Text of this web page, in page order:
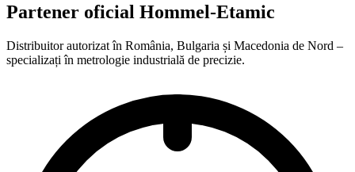
Partener oficial Hommel-Etamic
Distribuitor autorizat în România, Bulgaria și Macedonia de Nord –
specializați în metrologie industrială de precizie.